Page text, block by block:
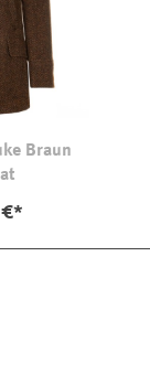
Braun